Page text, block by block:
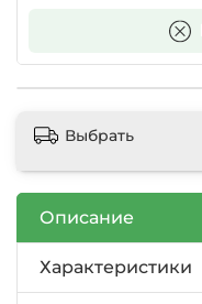
Выбрать
Описание
Характеристики